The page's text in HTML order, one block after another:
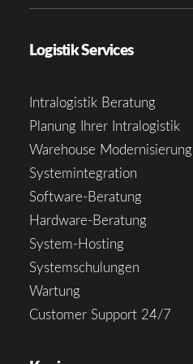
Logistik Services
Intralogistik Beratung
Planung Ihrer Intralogistik
Warehouse Modernisierung
Systemintegration
Software-Beratung
Hardware-Beratung
System-Hosting
Systemschulungen
Wartung
Customer Support 24/7